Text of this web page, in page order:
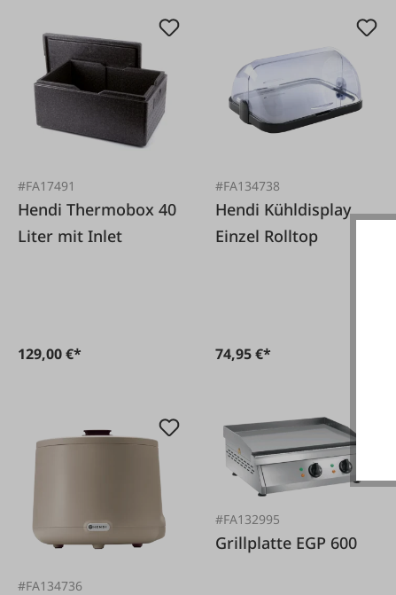
#FA17491
Hendi Thermobox 40
Liter mit Inlet
129,00 €*
#FA134738
Hendi Kühldisplay
Einzel Rolltop
74,95 €*
#FA134736
#FA132995
Grillplatte EGP 600